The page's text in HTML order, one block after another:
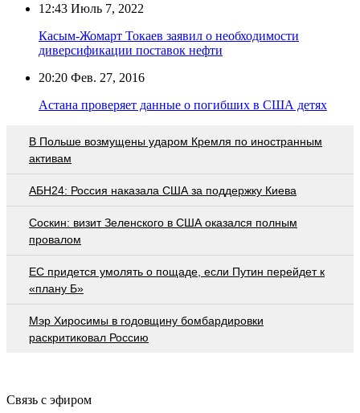
12:43 Июль 7, 2022
Касым-Жомарт Токаев заявил о необходимости
диверсификации поставок нефти
20:20 Фев. 27, 2016
Астана проверяет данные о погибших в США детях
В Польше возмущены ударом Кремля по иностранным
активам
АБН24: Россия наказала США за поддержку Киева
Соскин: визит Зеленского в США оказался полным
провалом
EC придется умолять о пощаде, если Путин перейдет к
«плану Б»
Мэр Хиросимы в годовщину бомбардировки
раскритиковал Россию
Связь с эфиром